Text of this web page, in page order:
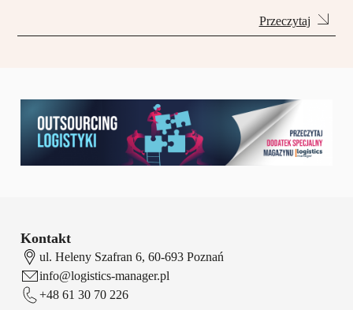
Przeczytaj
Kontakt
ul. Heleny Szafran 6, 60-693 Poznań
info@logistics-manager.pl
+48 61 30 70 226